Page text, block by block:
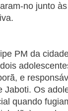
no junto
PM da
e
Jaboti. Os
quando